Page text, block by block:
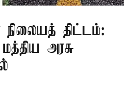
நிலையத் திட்டம்:
அரசு